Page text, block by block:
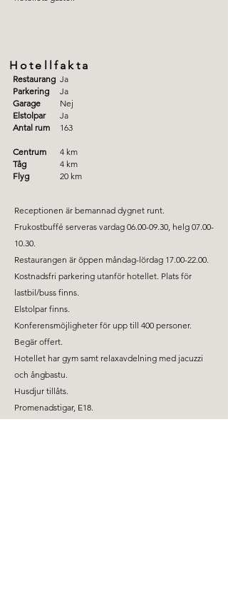
Hotellfakta
Restaurang
Parkering
Garage
Elstolpar
Antal rum
Centrum
Tåg
Flyg
Ja
Ja
Nej
Ja
163
4 km
4 km
20 km
Receptionen är bemannad dygnet runt.
Frukostbuffé serveras vardag 06.00-09.30, helg 07.00-
10.30.
Restaurangen är öppen måndag-lördag 17.00-22.00.
Kostnadsfri parkering utanför hotellet. Plats för
lastbil/buss finns.
Elstolpar finns.
Konferensmöjligheter för upp till 400 personer.
Begär offert.
Hotellet har gym samt relaxavdelning med jacuzzi
och ångbastu.
Husdjur tillåts.
Promenadstigar, E18.